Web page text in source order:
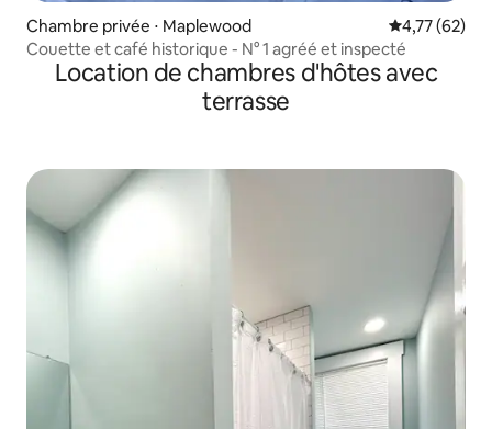
Chambre privée ⋅ Maplewood Évaluation
4,77 (62)
Couette et café historique - N° 1 agréé et inspecté
Location de chambres d'hôtes avec
terrasse